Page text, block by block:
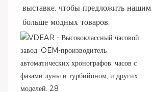
выставке, чтобы предложить
больше модных товаров.